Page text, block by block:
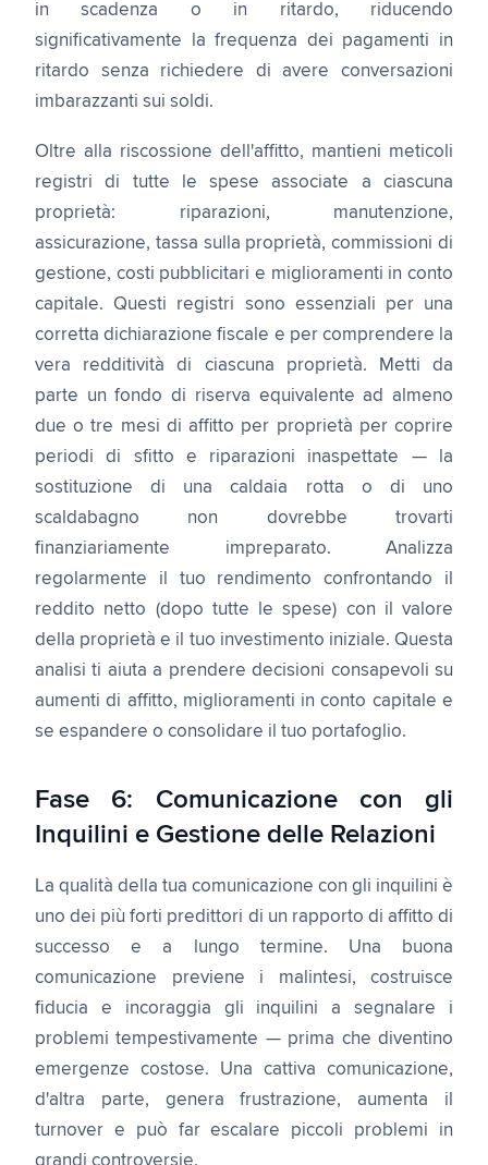
in scadenza o in ritardo, riducendo
significativamente la frequenza dei pagamenti in
ritardo senza richiedere di avere conversazioni
imbarazzanti sui soldi.
Oltre alla riscossione dell'affitto, mantieni meticoli
registri di tutte le spese associate a ciascuna
proprietà: riparazioni, manutenzione,
assicurazione, tassa sulla proprietà, commissioni di
gestione, costi pubblicitari e miglioramenti in conto
capitale. Questi registri sono essenziali per una
corretta dichiarazione fiscale e per comprendere la
vera redditività di ciascuna proprietà. Metti da
parte un fondo di riserva equivalente ad almeno
due o tre mesi di affitto per proprietà per coprire
periodi di sfitto e riparazioni inaspettate — la
sostituzione di una caldaia rotta o di uno
scaldabagno non dovrebbe trovarti
finanziariamente impreparato. Analizza
regolarmente il tuo rendimento confrontando il
reddito netto (dopo tutte le spese) con il valore
della proprietà e il tuo investimento iniziale. Questa
analisi ti aiuta a prendere decisioni consapevoli su
aumenti di affitto, miglioramenti in conto capitale e
se espandere o consolidare il tuo portafoglio.
Fase 6: Comunicazione con gli
Inquilini e Gestione delle Relazioni
La qualità della tua comunicazione con gli inquilini è
uno dei più forti predittori di un rapporto di affitto di
successo e a lungo termine. Una buona
comunicazione previene i malintesi, costruisce
fiducia e incoraggia gli inquilini a segnalare i
problemi tempestivamente — prima che diventino
emergenze costose. Una cattiva comunicazione,
d'altra parte, genera frustrazione, aumenta il
turnover e può far escalare piccoli problemi in
grandi controversie.